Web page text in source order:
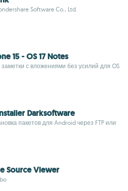
Software Co., Ltd.
15 - OS 17 Notes
с вложениями без усилий для OS
Darksoftware
пакетов для Android через FTP или
Source Viewer